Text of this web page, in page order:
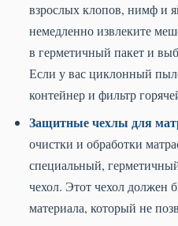
взрослых клопов, нимф и
немедленно извлеките
в герметичный пакет и
Если у вас циклонный
контейнер и фильтр
Защитные чехлы для
очистки и обработки
специальный,
чехол. Этот чехол должен
материала, который не